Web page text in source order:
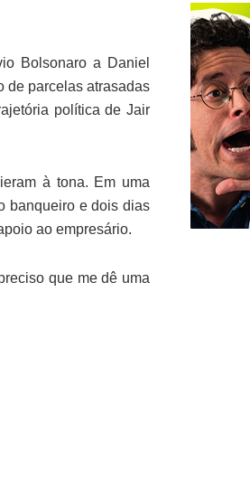
Bolsonaro a Daniel
de parcelas atrasadas
política de Jair
à tona. Em uma
banqueiro e dois dias
ao empresário.
que me dê uma